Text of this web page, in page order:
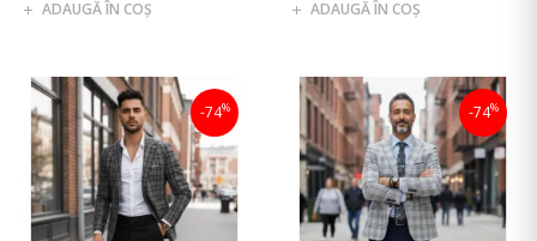
ADAUGĂ ÎN COŞ
ADAUGĂ ÎN COŞ
-74% -74%